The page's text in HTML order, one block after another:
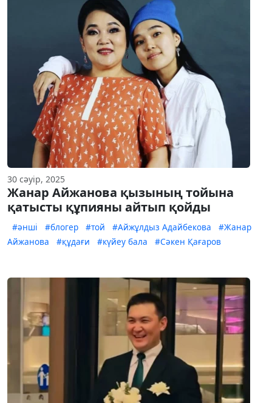
30 сәуір, 2025
Жанар Айжанова қызының тойына
қатысты құпияны айтып қойды
#әнші #блогер #той #Айжұлдыз Адайбекова
#Жанар
Айжанова
#құдағи #күйеу бала #Сәкен Қағаров